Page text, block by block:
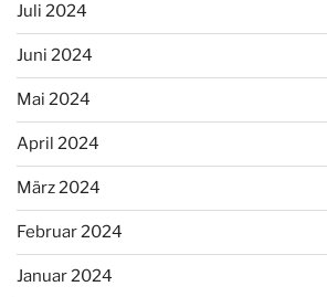
Juli 2024
Juni 2024
Mai 2024
April 2024
März 2024
Februar 2024
Januar 2024